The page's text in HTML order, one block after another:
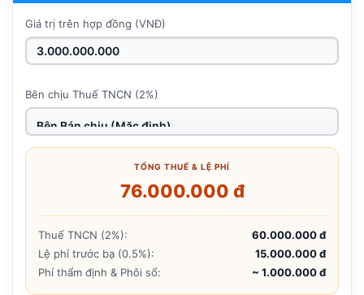
Giá trị trên hợp đồng (VNĐ)
Bên chịu Thuế TNCN (2%)
TỔNG THUẾ & LỆ PHÍ
76.000.000 đ
Thuế TNCN (2%):
60.000.000 đ
Lệ phí trước bạ (0.5%):
15.000.000 đ
Phí thẩm định & Phôi sổ:
~ 1.000.000 đ